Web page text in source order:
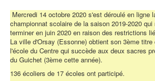
Mercredi 14 octobre 2020 s'est déroulé en ligne
championnat scolaire de la saison 2019-2020
terminer en juin 2020 en raison des restrictions
La ville d'Orsay (Essonne) obtient son 3ème
l'école du Centre qui succède aux deux sacres
du Guichet (3ème cette année).
136 écoliers de 17 écoles ont participé.